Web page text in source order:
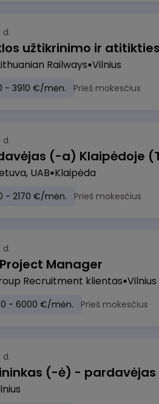
d.
Railways Vilnius
- 3910 €/mėn. Prieš mokesčius
d.
(-a) Klaipėdoje
UAB Klaipėda
- 2170 €/mėn. Prieš mokesčius
d.
Project Manager
Recruitment klientas Vilnius
- 6000 €/mėn. Prieš mokesčius
d.